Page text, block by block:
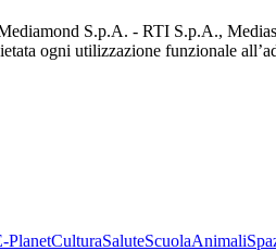
S.p.A. - RTI S.p.A.,
ogni utilizzazione funzionale
PlanetCulturaSaluteScuolaAnimali